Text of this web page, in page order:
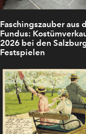
Faschingszauber aus
Fundus:
2026 bei den
Festspielen